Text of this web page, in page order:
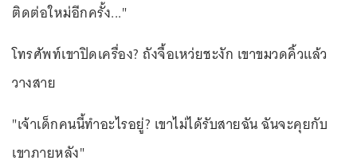
ติดต่อใหม่อีกครั้ง..."
โทรศัพท์เขาปิดเครื่อง? ถังจื้อเหว่ยชะงัก เขาขมวดคิ้วแล้ว
วางสาย
"เจ้าเด็กคนนี้ทำอะไรอยู่? เขาไม่ได้รับสายฉัน ฉันจะคุยกับ
เขาภายหลัง"